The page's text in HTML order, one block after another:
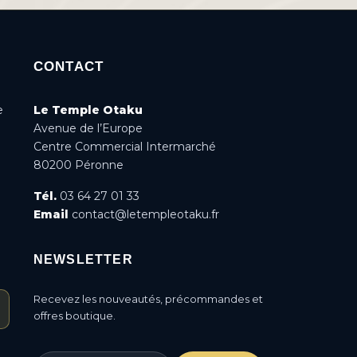
CONTACT
Le Temple Otaku
Avenue de l’Europe
Centre Commercial Intermarché
80200 Péronne
Tél.03 64 27 01 33
Email contact@letempleotaku.fr
NEWSLETTER
Recevez les nouveautés, précommandes et
offres boutique.